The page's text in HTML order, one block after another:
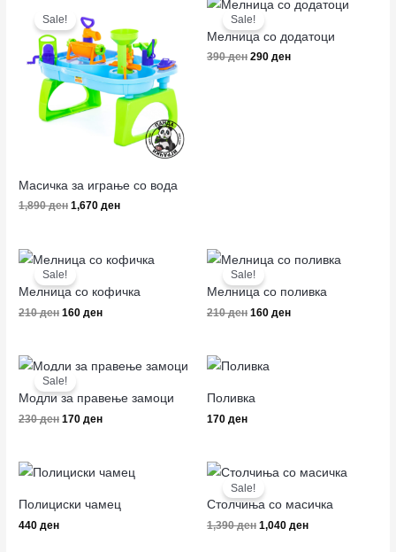
Sale!
Масичка за играње со вода
1,890ден
was:
1,890 ден.
1,670ден
is:
1,670 ден.
Sale!
Мелница со додатоци
390ден
price
was:
390 ден.
290 ден
price
290 ден.
Sale!
Мелница со кофичка
210ден
price
was:
210 ден.
160ден
Current
price
160 ден.
Sale!
Мелница со поливка
210ден
price
was:
210 ден.
160 ден
160 ден.
Sale!
Модли за правење замоци
230ден
Original
price
was:
230 ден.
170ден
Current
170 ден.
Поливка
170 ден
Полициски чамец
440ден
Sale!
Столчиња со масичка
1,390ден
Original
was:
1,390 ден.
1,040 ден
Current
1,040 ден.